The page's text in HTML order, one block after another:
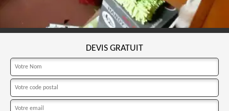
DEVIS GRATUIT